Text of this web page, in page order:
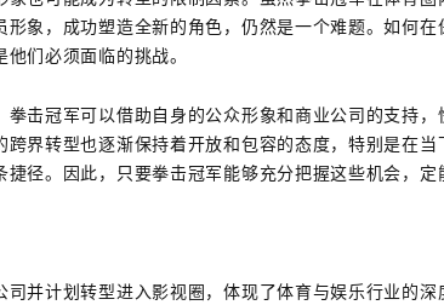
形象，成功塑造全新的角色，仍然是一个难题。如何
们必须面临的挑战。
拳击冠军可以借助自身的公众形象和商业公司的支持
跨界转型也逐渐保持着开放和包容的态度，特别是在
径。因此，只要拳击冠军能够充分把握这些机会，定
司并计划转型进入影视圈，体现了体育与娱乐行业的